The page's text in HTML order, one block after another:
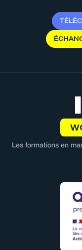
TÉLÉC
ÉCHAN
Les formations en